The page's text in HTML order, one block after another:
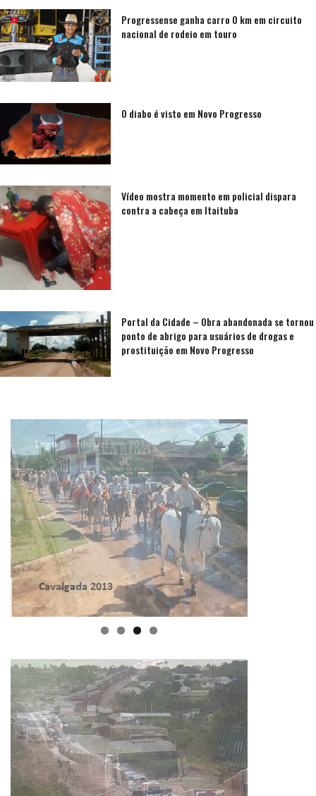
Progressense ganha carro 0 km em circuito
nacional de rodeio em touro
O diabo é visto em Novo Progresso
Vídeo mostra momento em policial dispara
contra a cabeça em Itaituba
Portal da Cidade – Obra abandonada se tornou
ponto de abrigo para usuários de drogas e
prostituição em Novo Progresso